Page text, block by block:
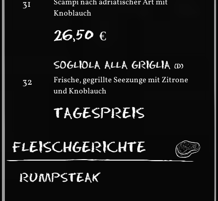
31
Scampi nach adriatischer Art mit
Knoblauch
26,50€
32
SOGLIOLA ALLA GRIGLIA(D)
Frische, gegrillte Seezunge mit Zitrone
und Knoblauch
TAGESPREIS
FLEISCHGERICHTE
RUMPSTEAK